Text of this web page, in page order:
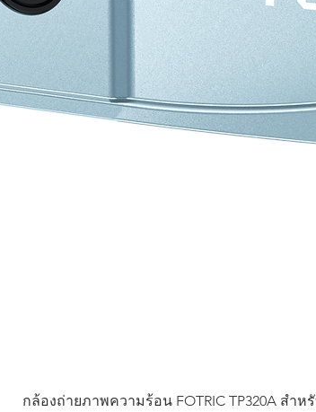
กล้องถ่ายภาพความร้อน FOTRIC TP320A สำ